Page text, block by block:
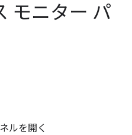
モニター パ
ルを開く